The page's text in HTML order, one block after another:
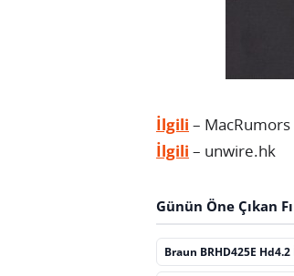
İlgili – MacRumors
İlgili – unwire.hk
Günün Öne Çıkan
Braun BRHD425E